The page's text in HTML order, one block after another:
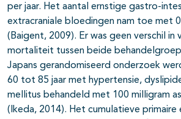
per jaar. Het aantal ernstige gastro-
extracraniale bloedingen nam toe met
(Baigent, 2009). Er was geen verschil in
mortaliteit tussen beide
Japans gerandomiseerd onderzoek
60 tot 85 jaar met hypertensie,
mellitus behandeld met 100 milligram
(Ikeda, 2014). Het cumulatieve primaire